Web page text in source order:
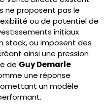
ne proposent pas le
ou de potentiel de
initiaux
stock, ou imposent des
ainsi une pression
de Guy Demarle
une réponse
un modèle